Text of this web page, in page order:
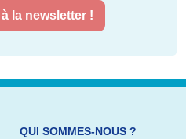
la newsletter !
QUI SOMMES-NOUS ?